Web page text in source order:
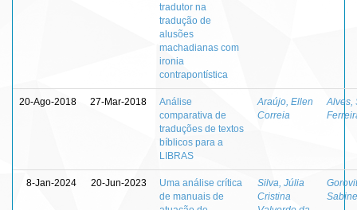
tradutor na
tradução de
alusões
machadianas com
ironia
contrapontística
20-Ago-2018 27-Mar-2018
Análise
comparativa de
traduções de textos
bíblicos para a
LIBRAS
Araújo, Ellen
Correia
Alves,
8-Jan-2024 20-Jun-2023
Uma análise crítica
de manuais de
Silva, Júlia
Cristina
Sabine